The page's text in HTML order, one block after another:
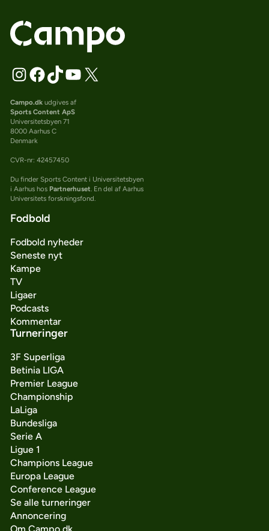
Campo.dkudgives af
Sports Content ApS
Universitetsbyen 71
8000 Aarhus C
Denmark
CVR-nr: 42457450
Du finder Sports Content i Universitetsbyen
i Aarhus hos Partnerhuset. En del af Aarhus
Universitets forskningsfond.
Fodbold
Fodbold nyheder
Seneste nyt
Kampe
TV
Ligaer
Podcasts
Kommentar
Turneringer
3F Superliga
Betinia LIGA
Premier League
Championship
LaLiga
Bundesliga
Serie A
Ligue 1
Champions League
Europa League
Conference League
Se alle turneringer
Annoncering